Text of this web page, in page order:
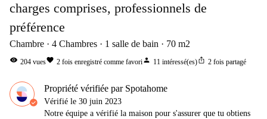
charges comprises, professionnels de
préférence
Chambre 4 Chambres 1 salle de bain 70 m2
visibility 204 vuesfavorite 2 fois enregistré comme favoriperson 11 intéressé(es)ios_share 2 fois partagé
Propriété vérifiée par Spotahome
Vérifié le 30 juin 2023
Notre équipe a vérifié la maison pour s'assurer que tu obtiens